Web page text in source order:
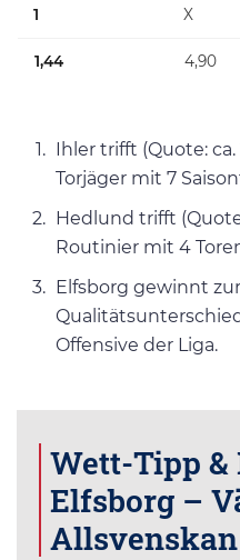
1 X
1,44 4,90
Ihler trifft (Quote:
Torjäger mit 7
Hedlund trifft
Routinier mit 4
Elfsborg gewinnt
Offensive der Liga.
Wett-Tipp &
Elfsborg –
Allsvenskan